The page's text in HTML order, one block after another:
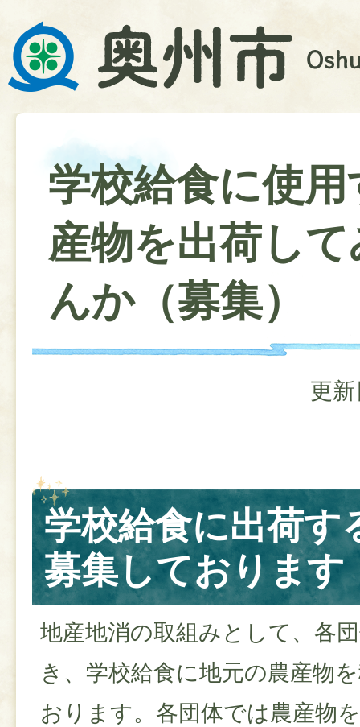
学校給食に使
産物を出荷し
んか（募集）
更
学校給食に出荷す
募集しております
地産地消の取組みとして、各
き、学校給食に地元の農産物
おります。各団体では農産物